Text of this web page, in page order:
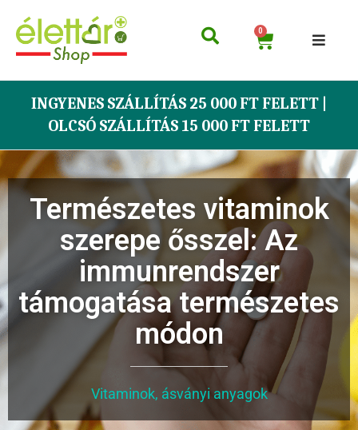
0
INGYENES SZÁLLÍTÁS 25 000 FT FELETT |
OLCSÓ SZÁLLÍTÁS 15 000 FT FELETT
Természetes vitaminok
szerepe ősszel: Az
immunrendszer
támogatása természetes
módon
Vitaminok, ásványi anyagok